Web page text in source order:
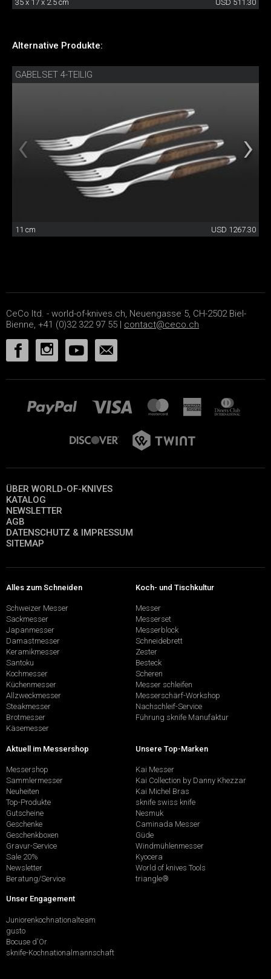
35 x 17 x 2.5 cm USD 511.30
Alternative Produkte:
GABELSET 4-TEILIG
11 cm USD 1267.30
CeCo ltd. - world-of-knives.ch, Neuengasse 5, CH-2502 Biel-
Bienne, +41 (0)32 322 97 55 | contact@ceco.ch
ÜBER WORLD-OF-KNIVES
KATALOG
NEWSLETTER
AGB
DATENSCHUTZ & IMPRESSUM
SITEMAP
Alles zum Schneiden
Schweizer Messer
Sackmesser
Japanmesser
Damastmesser
Keramikmesser
Santoku
Kochmesser
Küchenmesser
Allzweckmesser
Steakmesser
Brotmesser
Käsemesser
Koch- und Tischkultur
Messer
Messerset
Messerblock
Schneidebrett
Zester
Besteck
Scheren
Messer schleifen
Messerschärf-Workshop
Nachschleif-Service
Führung sknife Manufaktur
Aktuell im Messershop
Messershop
Sammlermesser
Neuheiten
Top-Produkte
Gutscheine
Geschenke
Geschenkboxen
Gravur-Service
Sale 20%
Newsletter
Beratung/Service
Unsere Top-Marken
Kai Messer
Kai Collection by Danny Khezzar
Kai Michel Bras
sknife swiss knife
Nesmuk
Caminada Messer
Güde
Windmühlenmesser
Kyocera
World of knives Tools
triangle®
Unser Engagement
Juniorenkochnationalteam
gusto
Bocuse d'Or
sknife-Kochnationalmannschaft